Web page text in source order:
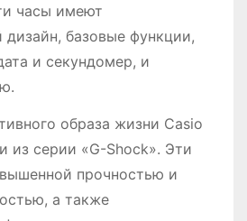
часы имеют
базовые функции,
и секундомер, и
образа жизни Casio
из серии «G-Shock». Эти
прочностью и
а также